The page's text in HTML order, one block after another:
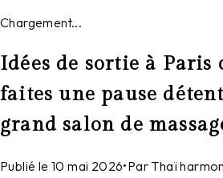
Chargement...
Idées de sortie à Paris
faites une pause
grand salon de
Publié le 10 mai 2026•Par Thaï